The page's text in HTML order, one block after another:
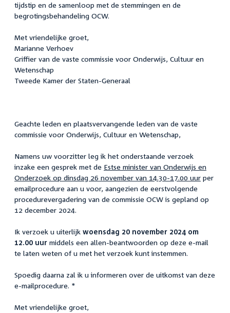
tijdstip en de samenloop met de stemmingen en de
begrotingsbehandeling OCW.
Met vriendelijke groet,
Marianne Verhoev
Griffier van de vaste commissie voor Onderwijs, Cultuur en
Wetenschap
Tweede Kamer der Staten-Generaal
Geachte leden en plaatsvervangende leden van de vaste
commissie voor Onderwijs, Cultuur en Wetenschap,
Namens uw voorzitter leg ik het onderstaande verzoek
inzake een gesprek met de Estse minister van Onderwijs en
Onderzoek op dinsdag 26 november van 14.30-17.00 uur per
emailprocedure aan u voor, aangezien de eerstvolgende
procedurevergadering van de commissie OCW is gepland op
12 december 2024.
Ik verzoek u uiterlijk woensdag 20 november 2024 om
12.00 uur middels een allen-beantwoorden op deze e-mail
te laten weten of u met het verzoek kunt instemmen.
Spoedig daarna zal ik u informeren over de uitkomst van deze
e-mailprocedure. *
Met vriendelijke groet,